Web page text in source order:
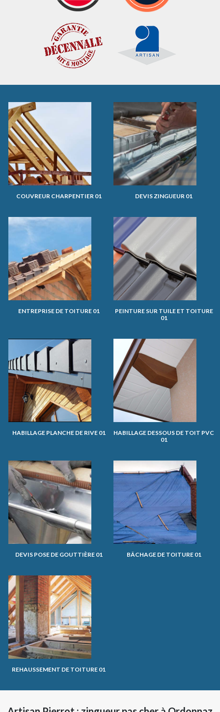
COUVREUR CHARPENTIER 01 DEVIS ZINGUEUR 01
ENTREPRISE DE TOITURE 01
PEINTURE SUR TUILE ET TOITURE
01
HABILLAGE PLANCHE DE RIVE 01
HABILLAGE DESSOUS DE TOIT PVC
01
DEVIS POSE DE GOUTTIÈRE 01 BÂCHAGE DE TOITURE 01
REHAUSSEMENT DE TOITURE 01